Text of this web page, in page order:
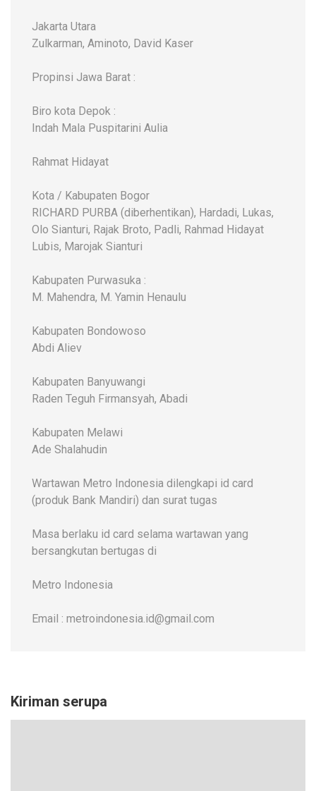
Jakarta Utara
Zulkarman, Aminoto, David Kaser
Propinsi Jawa Barat :
Biro kota Depok :
Indah Mala Puspitarini Aulia
Rahmat Hidayat
Kota / Kabupaten Bogor
RICHARD PURBA (diberhentikan), Hardadi, Lukas,
Olo Sianturi, Rajak Broto, Padli, Rahmad Hidayat
Lubis, Marojak Sianturi
Kabupaten Purwasuka :
M. Mahendra, M. Yamin Henaulu
Kabupaten Bondowoso
Abdi Aliev
Kabupaten Banyuwangi
Raden Teguh Firmansyah, Abadi
Kabupaten Melawi
Ade Shalahudin
Wartawan Metro Indonesia dilengkapi id card
(produk Bank Mandiri) dan surat tugas
Masa berlaku id card selama wartawan yang
bersangkutan bertugas di
Metro Indonesia
Email : metroindonesia.id@gmail.com
Kiriman serupa